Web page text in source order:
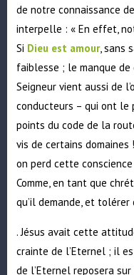
de notre connaissance
interpelle : « En effet,
Si Dieu est amour, sans
faiblesse ; le manque
Seigneur vient aussi de
conducteurs – qui ont le
points du code de la
vis de certains domaines
on perd cette
Comme, en tant que
qu’il demande, et
. Jésus avait cette
crainte de l’Eternel ; il
de l’Eternel reposera